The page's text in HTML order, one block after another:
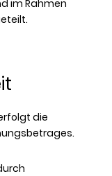
im Rahmen
die